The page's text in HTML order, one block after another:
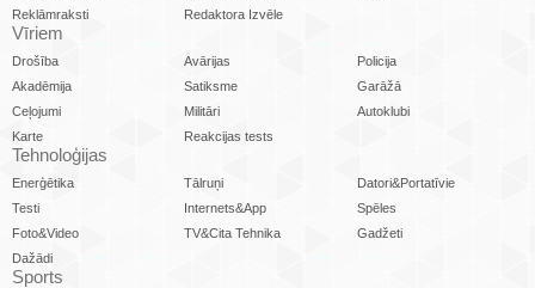
Reklāmraksti
Redaktora Izvēle
Vīriem
Drošība Avārijas
Policija
Akadēmija
Satiksme
Garāžā
Ceļojumi
Militāri
Autoklubi
Karte
Reakcijas tests
Tehnoloģijas
Enerģētika Tālruņi
Datori&Portatīvie
Testi
Internets&App
Spēles
Foto&Video
TV&Cita Tehnika
Gadžeti
Dažādi
Sports